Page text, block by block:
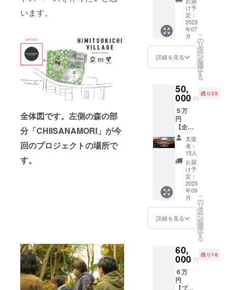
います。
全体図です。左側の森の部
分「CHIISANAMORI」が今
回のプロジェクトの場所で
す。
は自己
負担と
なりま
す。
（3～5
名様
分）
15,000
円相当
②バー
ベ
道具一
式貸し
出し
サービ
ス ■
バーベ
キュー
ご利用
につい
て ※ご
予約は
メール
または
お電話
にて承
りま
す。
部10:00
／夜の
部16:00
21:00】
よりお
（消費
税・送
料込
み）
HIMITS
UKICHI
店舗で
使える
『３
００円
分』の
商品券
をお送
りしま
す。 ■
リター
ン内容
①HIMIT
SUKIC
HIプレ
ミアム
付商品
券３
５，０
００円
分
商品券
につい
て ※有
効期限
は2023
け予
定：
2023
年07
月
詳細を見る
こ
の
リ
タ
ー
ン
を
選
択
す
る
50,
000 円
残り35
５万
円
【企業
様向け
プラ
ン】 完
成した
CHIISA
NAMO
RIで手
ぶら
バーベ
キュー
＆企業
名を掲
載させ
だきま
す！ ■
リター
ン内容
①施設
支援
者：
15人
お届
け予
定：
2023
年09
月
詳細を見る
こ
の
リ
タ
ー
ン
を
選
択
す
る
60,
000 円
残り18
６万
円
【プレ